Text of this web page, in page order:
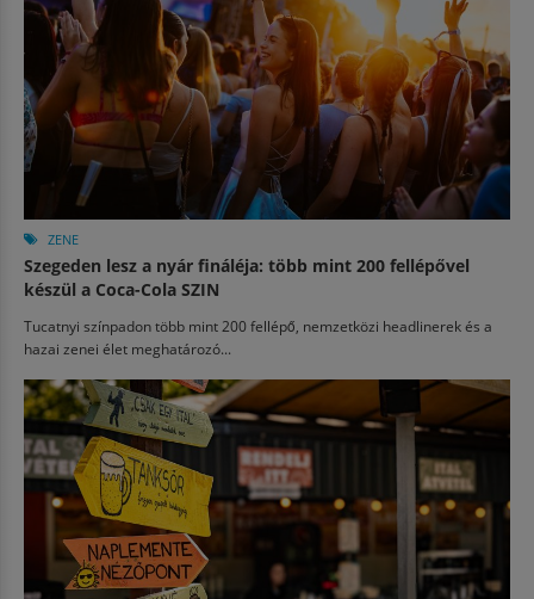
ZENE
Szegeden lesz a nyár fináléja: több mint 200 fellépővel
készül a Coca-Cola SZIN
Tucatnyi színpadon több mint 200 fellépő, nemzetközi headlinerek és a
hazai zenei élet meghatározó...